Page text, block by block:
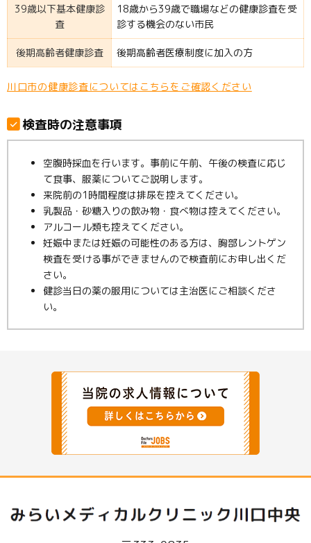
39歳以下基本健康診
査
18歳から39歳で職場などの健康診査を受
診する機会のない市民
後期高齢者健康診査 後期高齢者医療制度に加入の方
川口市の健康診査についてはこちらをご確認ください
検査時の注意事項
空腹時採血を行います。事前に午前、午後の検査に応じ
て食事、服薬についてご説明します。
来院前の1時間程度は排尿を控えてください。
乳製品・砂糖入りの飲み物・食べ物は控えてください。
アルコール類も控えてください。
妊娠中または妊娠の可能性のある方は、胸部レントゲン
検査を受ける事ができませんので検査前にお申し出くだ
さい。
健診当日の薬の服用については主治医にご相談くださ
い。